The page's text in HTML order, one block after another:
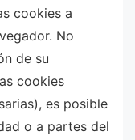
cookies a
No
de su
cookies
es posible
o a partes del